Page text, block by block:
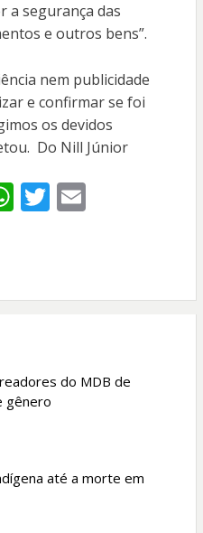
a segurança das
e outros bens”.
nem publicidade
e confirmar se foi
os devidos
Do Nill Júnior
W
A
p
T E
do MDB de
gênero
até a morte em